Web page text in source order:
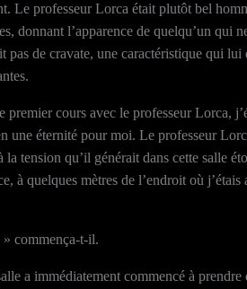
Le professeur Lorca était plutôt bel
donnant l’apparence de quelqu’un qui
pas de cravate, une caractéristique qui
premier cours avec le professeur Lorca,
une éternité pour moi. Le professeur
la tension qu’il générait dans cette salle
à quelques mètres de l’endroit où
commença-t-il.
a immédiatement commencé à prendre